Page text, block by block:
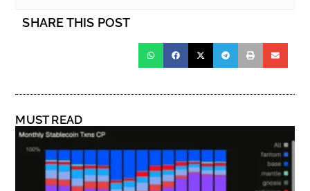
SHARE THIS POST
MUST READ